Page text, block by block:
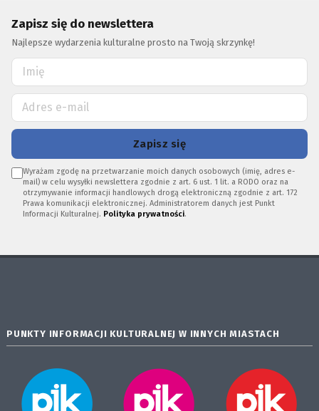
Zapisz się do newslettera
Najlepsze wydarzenia kulturalne prosto na Twoją skrzynkę!
Zapisz się
Wyrażam zgodę na przetwarzanie moich danych osobowych (imię, adres e-
mail) w celu wysyłki newslettera zgodnie z art. 6 ust. 1 lit. a RODO oraz na
otrzymywanie informacji handlowych drogą elektroniczną zgodnie z art. 172
Prawa komunikacji elektronicznej. Administratorem danych jest Punkt
Informacji Kulturalnej. Polityka prywatności.
PUNKTY INFORMACJI KULTURALNEJ W INNYCH MIASTACH